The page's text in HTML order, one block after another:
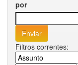
por
Filtros correntes: